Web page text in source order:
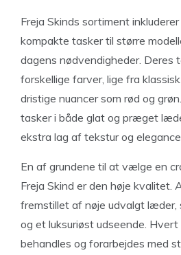
Freja Skinds sortiment
kompakte tasker til større
dagens nødvendigheder. Deres
forskellige farver, lige fra
dristige nuancer som rød og
tasker i både glat og præget
ekstra lag af tekstur og
En af grundene til at vælge en
Freja Skind er den høje kvalitet.
fremstillet af nøje udvalgt læder,
og et luksuriøst udseende.
behandles og forarbejdes med